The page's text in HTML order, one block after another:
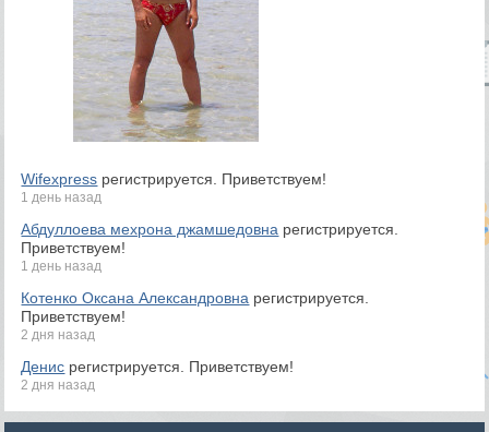
Wifexpress регистрируется. Приветствуем!
1 день назад
Абдуллоева мехрона джамшедовна регистрируется.
Приветствуем!
1 день назад
Котенко Оксана Александровна регистрируется.
Приветствуем!
2 дня назад
Денис регистрируется. Приветствуем!
2 дня назад